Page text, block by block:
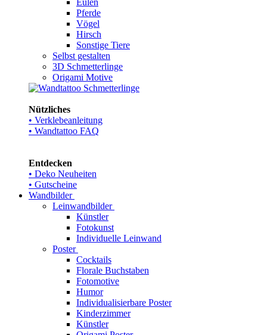
Eulen
Pferde
Vögel
Hirsch
Sonstige Tiere
Selbst gestalten
3D Schmetterlinge
Origami Motive
Nützliches
• Verklebeanleitung
• Wandtattoo FAQ
Entdecken
• Deko Neuheiten
• Gutscheine
Wandbilder
Leinwandbilder
Künstler
Fotokunst
Individuelle Leinwand
Poster
Cocktails
Florale Buchstaben
Fotomotive
Humor
Individualisierbare Poster
Kinderzimmer
Künstler